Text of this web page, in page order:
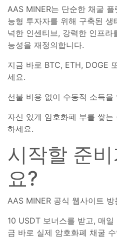
AAS MINER는 단순한 채굴
능형 투자자를 위해 구축된
넉한 인센티브, 강력한 인프
능성을 재정의합니다.
지금 바로 BTC, ETH, DOGE
세요.
선불 비용 없이 수동적 소득을
자신 있게 암호화폐 부를 쌓
하세요.
시작할 준
요?
AAS MINER 공식 웹사이트 방
10 USDT 보너스를 받고, 매
금 바로 실제 암호화폐 채굴